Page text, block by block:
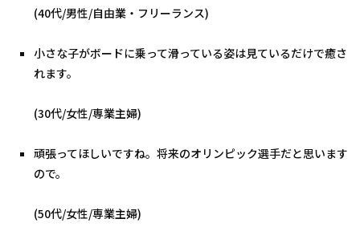
(40代/男性/自由業・フリーランス)
小さな子がボードに乗って滑っている姿は見ているだけで癒さ
れます。
(30代/女性/専業主婦)
頑張ってほしいですね。将来のオリンピック選手だと思います
ので。
(50代/女性/専業主婦)